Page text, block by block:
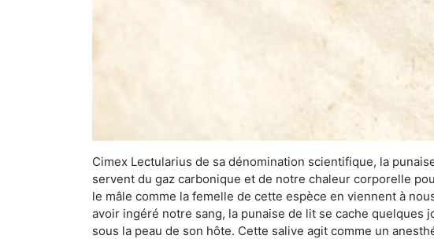
Cimex Lectularius de sa dénomination scientifique, la
servent du gaz carbonique et de notre chaleur corporelle
le mâle comme la femelle de cette espèce en viennent à
avoir ingéré notre sang, la punaise de lit se cache quelques
sous la peau de son hôte. Cette salive agit comme un